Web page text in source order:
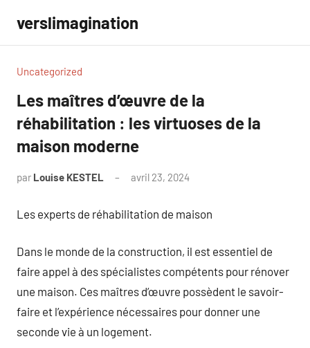
contenu
verslimagination
Uncategorized
Les maîtres d’œuvre de la
réhabilitation : les virtuoses de la
maison moderne
par Louise KESTEL avril 23, 2024
Les experts de réhabilitation de maison
Dans le monde de la construction, il est essentiel de
faire appel à des spécialistes compétents pour rénover
une maison. Ces maîtres d’œuvre possèdent le savoir-
faire et l’expérience nécessaires pour donner une
seconde vie à un logement.